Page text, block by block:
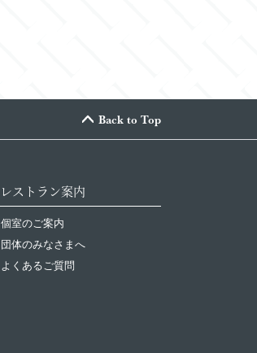
Back to Top
レストラン案内
個室のご案内
団体のみなさまへ
よくあるご質問